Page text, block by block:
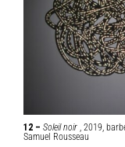
12 – Soleil noir , 2019,
Samuel Rousseau